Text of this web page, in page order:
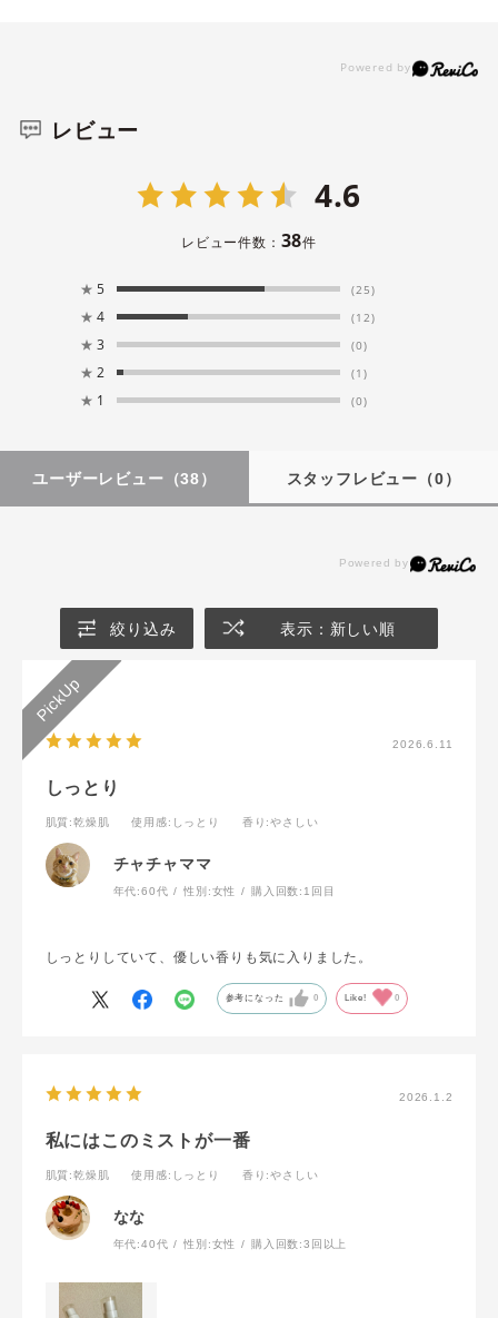
レビュー
4.6
レビュー件数： 38件
★ 5 (25)
★ 4 (12)
★ 3 (0)
★ 2 (1)
★ 1 (0)
ユーザーレビュー （38） スタッフレビュー （0）
絞り込み 表示：新しい順
2026.6.11
しっとり
肌質:乾燥肌 使用感:しっとり 香り :やさしい
チャチャママ
年代:60代 性別:女性 購入回数: 1回目
しっとりしていて、優しい香りも気に入りました。
参考になった 0 Like! 0
2026.1.2
私にはこのミストが一番
肌質:乾燥肌 使用感:しっとり 香り :やさしい
なな
年代:40代 性別:女性 購入回数:3回以上